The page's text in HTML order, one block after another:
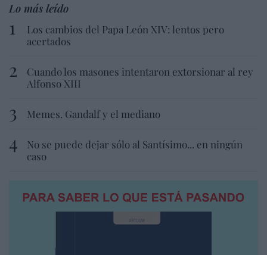
Lo más leído
Los cambios del Papa León XIV: lentos pero
acertados
Cuando los masones intentaron extorsionar al rey
Alfonso XIII
Memes. Gandalf y el mediano
No se puede dejar sólo al Santísimo... en ningún
caso